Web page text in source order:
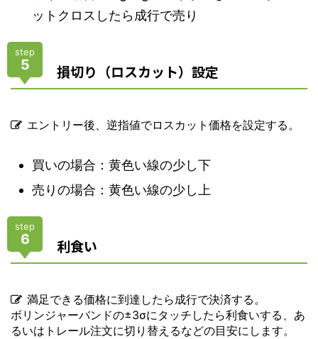
ットクロスしたら成行で売り
step
5 損切り（ロスカット）設定
エントリー後、逆指値でロスカット価格を設定する。
買いの場合：黄色い線の少し下
売りの場合：黄色い線の少し上
step
6 利食い
満足できる価格に到達したら成行で決済する。
ボリンジャーバンドの±3σにタッチしたら利食いする、あ
るいはトレール注文に切り替えるなどの目安にします。